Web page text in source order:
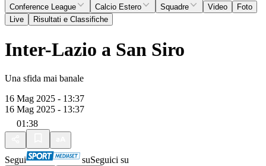
Conference League
Calcio Estero Squadre Video
Foto
Live
Risultati e Classifiche
Inter-Lazio a San Siro
Una sfida mai banale
16 Mag 2025 - 13:37
16 Mag 2025 - 13:37
01:38
Segui suSeguici su